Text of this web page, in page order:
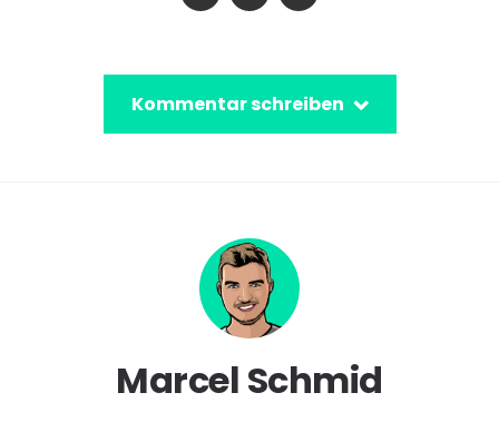
Kommentar schreiben
Marcel Schmid